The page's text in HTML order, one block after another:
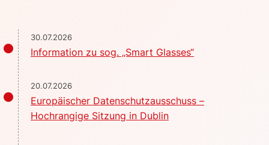
30.07.2026
Information zu sog. „Smart Glasses“
20.07.2026
Europäischer Datenschutzausschuss –
Hochrangige Sitzung in Dublin